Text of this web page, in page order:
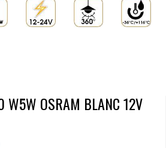
W5W OSRAM BLANC 12V